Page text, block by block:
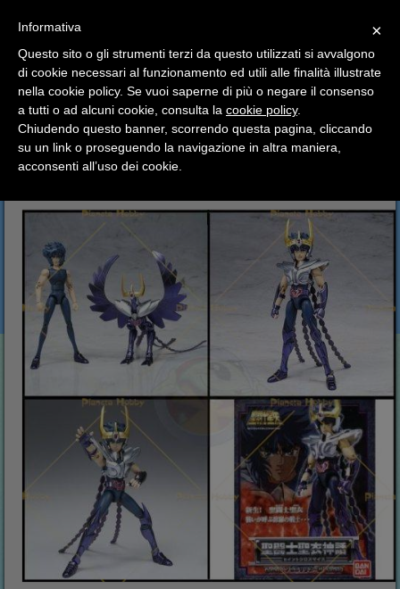
HOME Myth Cloth
Cavalieri di Bronzo - action figures
PHOENIX IKKI V2 OLD Bronze - Myth cloth
PHOENIX IKKI V2 OLD
Bronze - Myth cloth
×
Ciao a tutti, il negozio sarà chiuso dal 9/08 al 24/08
compreso.
Tutti gli ordini effettuati dopo le 15:00 del 07/08 verranno
spediti a partire dal giorno 25/08.
Buone vacanze a tutti dallo staff di Pianeta Hobby
×
Informativa
Questo sito o gli strumenti terzi da questo utilizzati si avvalgono
di cookie necessari al funzionamento ed utili alle finalità illustrate
nella cookie policy. Se vuoi saperne di più o negare il consenso
a tutti o ad alcuni cookie, consulta la cookie policy.
Chiudendo questo banner, scorrendo questa pagina, cliccando
su un link o proseguendo la navigazione in altra maniera,
acconsenti all’uso dei cookie.